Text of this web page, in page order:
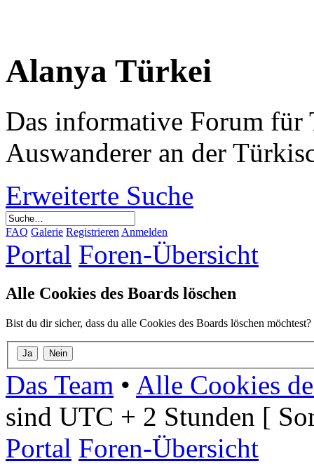
Alanya Türkei
Das informative Forum für
Auswanderer an der
Erweiterte Suche
FAQ Galerie Registrieren Anmelden
Portal Foren-Übersicht
Alle Cookies des Boards löschen
Bist du dir sicher, dass du alle Cookies des Boards löschen möchtest?
Das Team • Alle Cookies
sind UTC + 2 Stunden [
Portal Foren-Übersicht